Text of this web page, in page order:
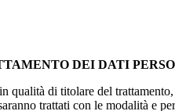
DEI DATI
qualità di titolare del
trattati con le modalità e